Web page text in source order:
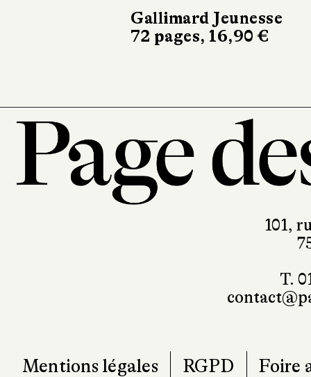
Gallimard Jeunesse
72 pages, 16,90 €
Qilinn
52 pages,
101,
T.
Mentions légales RGPD Foire